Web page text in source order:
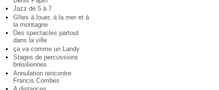
Jazz de 5 à 7
Gîtes à louer, à la mer et à
la montagne
Des spectacles partout
dans la ville
ça va comme un Landy
Stages de percussions
brésiliennes
Annulation rencontre
Francis Combes